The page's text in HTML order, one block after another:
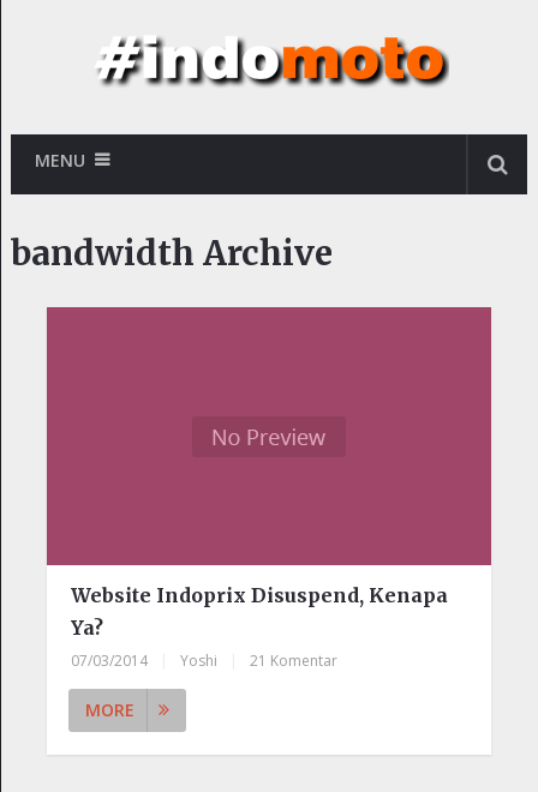
MENU
bandwidth Archive
Website Indoprix Disuspend, Kenapa
Ya?
07/03/2014 Yoshi 21 Komentar
MORE